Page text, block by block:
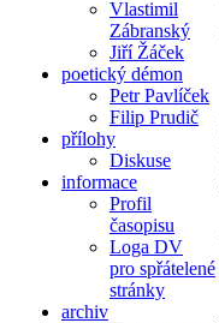
Vlastimil
Zábranský
Jiří Žáček
poetický démon
Petr Pavlíček
Filip Prudič
přílohy
Diskuse
informace
Profil
časopisu
Loga DV
pro spřátelené
stránky
archiv